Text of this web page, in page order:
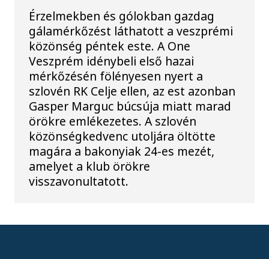
Érzelmekben és gólokban gazdag
gálamérkőzést láthatott a veszprémi
közönség péntek este. A One
Veszprém idénybeli első hazai
mérkőzésén fölényesen nyert a
szlovén RK Celje ellen, az est azonban
Gasper Marguc búcsúja miatt marad
örökre emlékezetes. A szlovén
közönségkedvenc utoljára öltötte
magára a bakonyiak 24-es mezét,
amelyet a klub örökre
visszavonultatott.